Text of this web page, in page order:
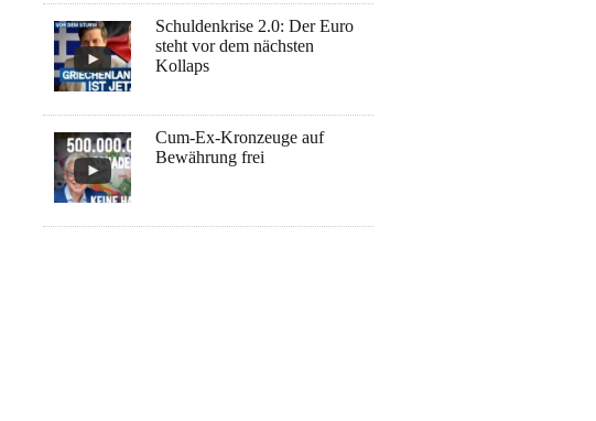
Schuldenkrise 2.0: Der Euro
steht vor dem nächsten
Kollaps
Cum-Ex-Kronzeuge auf
Bewährung frei